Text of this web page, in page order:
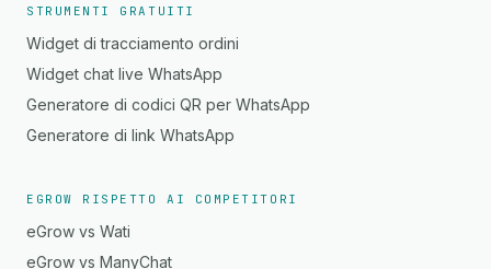
STRUMENTI GRATUITI
Widget di tracciamento ordini
Widget chat live WhatsApp
Generatore di codici QR per WhatsApp
Generatore di link WhatsApp
EGROW RISPETTO AI COMPETITORI
eGrow vs Wati
eGrow vs ManyChat